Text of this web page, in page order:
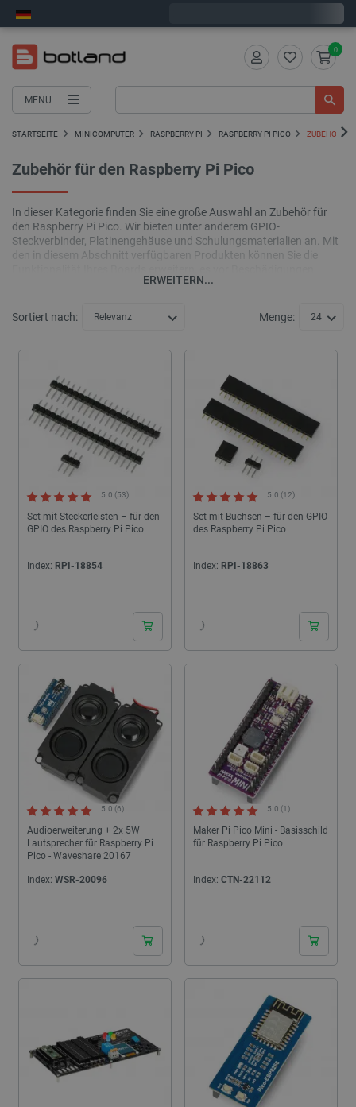
MENU
0
STARTSEITE MINICOMPUTER RASPBERRY PI RASPBERRY PI PICO ZUBEHÖR
Zubehör für den Raspberry Pi Pico
In dieser Kategorie finden Sie eine große Auswahl an Zubehör für
den Raspberry Pi Pico. Wir bieten unter anderem GPIO-
Steckverbinder, Platinengehäuse und Schulungsmaterialien an. Mit
den in diesem Abschnitt verfügbaren Produkten können Sie die
schützen oder mehr über die Pico-Programmierung erfahren. Bei
Komponenten anderer namhafter Hersteller wie Gravlaser.
ERWEITERN...
Sortiert nach: Relevanz Menge: 24
Set mit Steckerleisten – für den
GPIO des Raspberry Pi Pico
5.0 (53)
Index: RPI-18854
Set mit Buchsen – für den GPIO
des Raspberry Pi Pico
5.0 (12)
Index: RPI-18863
Audioerweiterung + 2x 5W
Lautsprecher für Raspberry Pi
Pico - Waveshare 20167
5.0 (6)
Index: WSR-20096
Maker Pi Pico Mini - Basisschild
für Raspberry Pi Pico
5.0 (1)
Index: CTN-22112